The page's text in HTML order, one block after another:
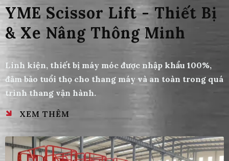
YME Scissor Lift - Thiết Bị
& Xe Nâng Thông Minh
Linh kiện, thiết bị máy móc được nhập khẩu 100%,
đảm bảo tuổi thọ cho thang máy và an toàn trong quá
trình thang vận hành.
XEM THÊM